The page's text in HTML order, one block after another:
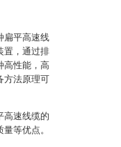
扁平高速线
置，通过排
高性能，高
方法原理可
高速线缆的
等优点。